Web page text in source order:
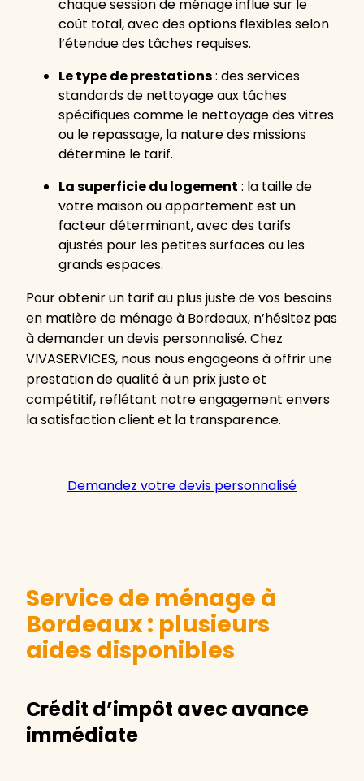
chaque session de ménage influe sur le
coût total, avec des options flexibles selon
l’étendue des tâches requises.
Le type de prestations: des services
standards de nettoyage aux tâches
spécifiques comme le nettoyage des vitres
ou le repassage, la nature des missions
détermine le tarif.
La superficie du logement : la taille de
votre maison ou appartement est un
facteur déterminant, avec des tarifs
ajustés pour les petites surfaces ou les
grands espaces.
Pour obtenir un tarif au plus juste de vos besoins
en matière de ménage à Bordeaux, n’hésitez pas
à demander un devis personnalisé. Chez
VIVASERVICES, nous nous engageons à offrir une
prestation de qualité à un prix juste et
compétitif, reflétant notre engagement envers
la satisfaction client et la transparence.
Demandez votre devis personnalisé
Service de ménage à
Bordeaux : plusieurs
aides disponibles
Crédit d’impôt avec avance
immédiate